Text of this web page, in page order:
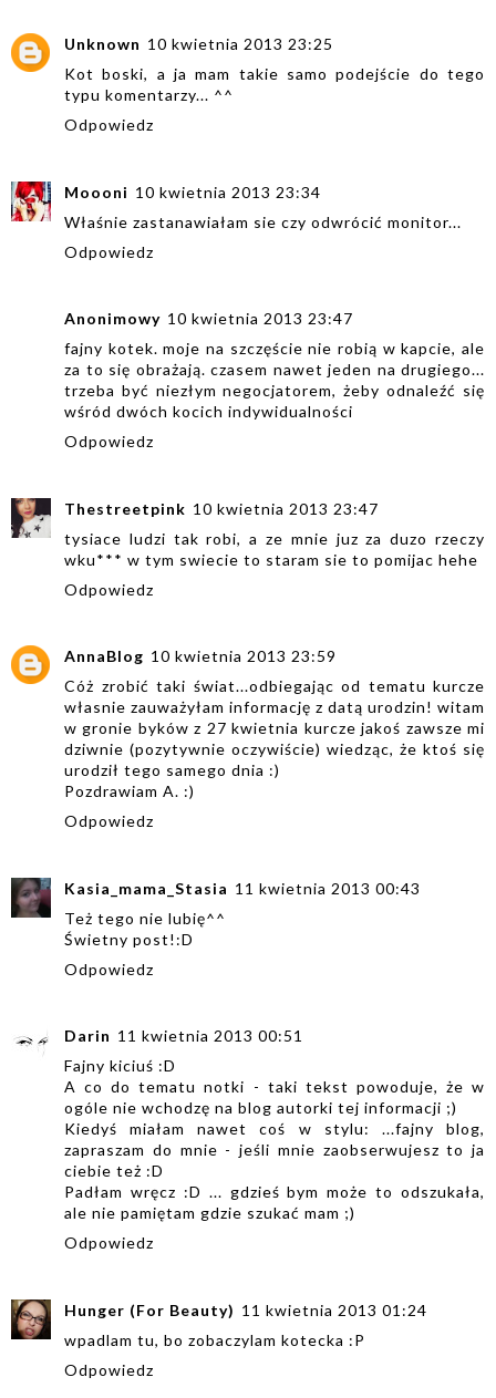
Unknown 10 kwietnia 2013 23:25
Kot boski, a ja mam takie samo podejście do tego
typu komentarzy... ^^
Odpowiedz
Moooni 10 kwietnia 2013 23:34
Właśnie zastanawiałam sie czy odwrócić monitor...
Odpowiedz
Anonimowy 10 kwietnia 2013 23:47
fajny kotek. moje na szczęście nie robią w kapcie, ale
za to się obrażają. czasem nawet jeden na drugiego...
trzeba być niezłym negocjatorem, żeby odnaleźć się
wśród dwóch kocich indywidualności
Odpowiedz
Thestreetpink 10 kwietnia 2013 23:47
tysiace ludzi tak robi, a ze mnie juz za duzo rzeczy
wku*** w tym swiecie to staram sie to pomijac hehe
Odpowiedz
AnnaBlog 10 kwietnia 2013 23:59
Cóż zrobić taki świat...odbiegając od tematu kurcze
własnie zauważyłam informację z datą urodzin! witam
w gronie byków z 27 kwietnia kurcze jakoś zawsze mi
dziwnie (pozytywnie oczywiście) wiedząc, że ktoś się
urodził tego samego dnia :)
Pozdrawiam A. :)
Odpowiedz
Kasia_mama_Stasia 11 kwietnia 2013 00:43
Też tego nie lubię^^
Świetny post!:D
Odpowiedz
Darin 11 kwietnia 2013 00:51
Fajny kiciuś :D
A co do tematu notki - taki tekst powoduje, że w
ogóle nie wchodzę na blog autorki tej informacji ;)
Kiedyś miałam nawet coś w stylu: ...fajny blog,
zapraszam do mnie - jeśli mnie zaobserwujesz to ja
ciebie też :D
Padłam wręcz :D ... gdzieś bym może to odszukała,
ale nie pamiętam gdzie szukać mam ;)
Odpowiedz
Hunger (For Beauty) 11 kwietnia 2013 01:24
wpadlam tu, bo zobaczylam kotecka :P
Odpowiedz